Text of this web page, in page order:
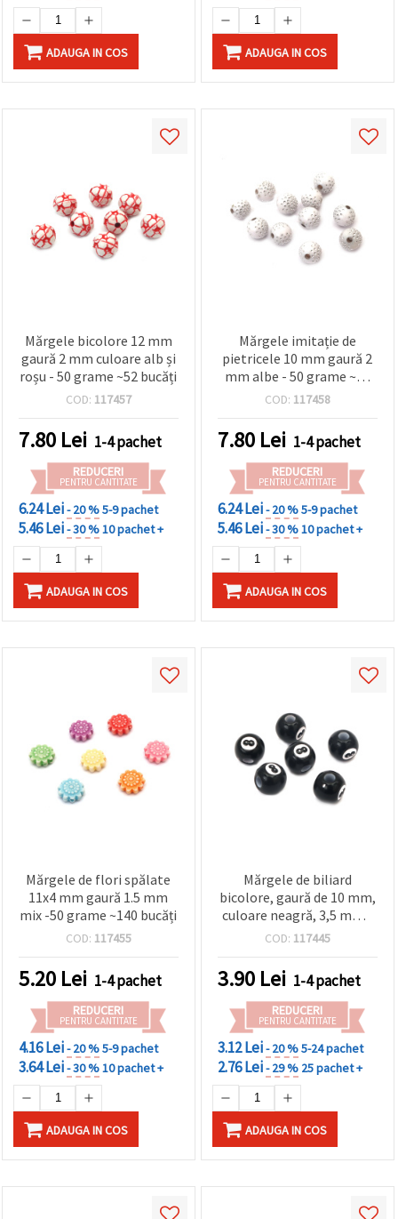
ADAUGA IN COS ADAUGA IN COS
Mărgele bicolore 12 mm
gaură 2 mm culoare alb și
roșu - 50 grame ~52 bucăți
COD: 117457
7.80 Lei 1-4 pachet
REDUCERI
PENTRU CANTITATE
6.24 Lei- 20 %5-9 pachet
5.46 Lei- 30 %10 pachet +
ADAUGA IN COS
Mărgele imitație de
pietricele 10 mm gaură 2
mm albe - 50 grame ~85
bucăți
COD: 117458
7.80 Lei 1-4 pachet
REDUCERI
PENTRU CANTITATE
6.24 Lei- 20 %5-9 pachet
5.46 Lei- 30 %10 pachet +
ADAUGA IN COS
Mărgele de flori spălate
11x4 mm gaură 1.5 mm
mix -50 grame ~140 bucăți
COD: 117455
5.20 Lei 1-4 pachet
REDUCERI
PENTRU CANTITATE
4.16 Lei- 20 %5-9 pachet
3.64 Lei- 30 %10 pachet +
ADAUGA IN COS
Mărgele de biliard
bicolore, gaură de 10 mm,
culoare neagră, 3,5 mm -
20 grame ~26 bucăți
COD: 117445
3.90 Lei 1-4 pachet
REDUCERI
PENTRU CANTITATE
3.12 Lei- 20 %5-24 pachet
2.76 Lei- 29 % 25 pachet +
ADAUGA IN COS